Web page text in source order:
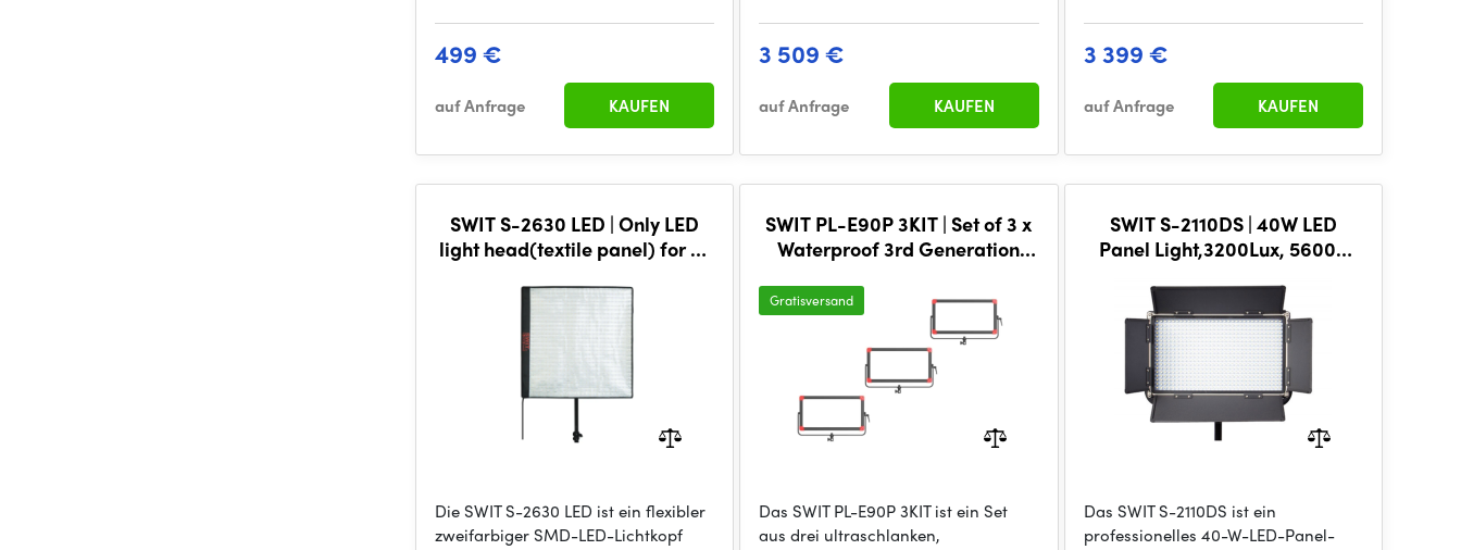
499 €
auf Anfrage KAUFEN
3 509 €
auf Anfrage KAUFEN
3 399 €
auf Anfrage KAUFEN
SWIT S-2630 LED | Only LED
light head(textile panel) for S-
Die SWIT S-2630 LED ist ein flexibler
zweifarbiger SMD-LED-Lichtkopf
SWIT PL-E90P 3KIT | Set of 3 x
Waterproof 3rd Generation
90W LED Panel Lig
Gratisversand
Das SWIT PL-E90P 3KIT ist ein Set
aus drei ultraschlanken,
SWIT S-2110DS | 40W LED
Panel Light,3200Lux, 5600K
mount/Adaptor
Das SWIT S-2110DS ist ein
professionelles 40-W-LED-Panel-